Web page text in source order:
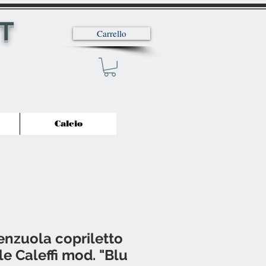
Carrello
Calcio
copriletto
Caleffi mod. "Blu